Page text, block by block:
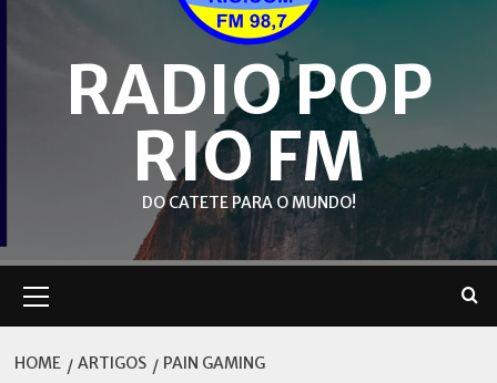
RADIO POP
RIO FM
DO CATETE PARA O MUNDO!
Menu
HOME ARTIGOS PAIN GAMING